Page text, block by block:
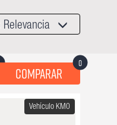
Relevancia
Comparar
0
Vehículo KM0